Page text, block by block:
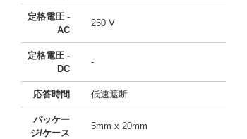
定格電圧 -
AC
250 V
定格電圧 -
DC
-
応答時間 低速遮断
パッケー
ジ/ケース
5mm x 20mm